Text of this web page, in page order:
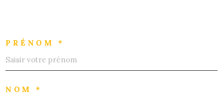
PRÉNOM *
NOM *